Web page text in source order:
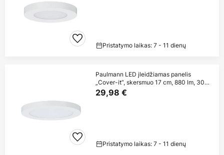
Pristatymo laikas: 7 - 11 dienų
Paulmann LED įleidžiamas panelis
„Cover-it“, skersmuo 17 cm, 880 lm, 3000
K,
29,98 €
Pristatymo laikas: 7 - 11 dienų